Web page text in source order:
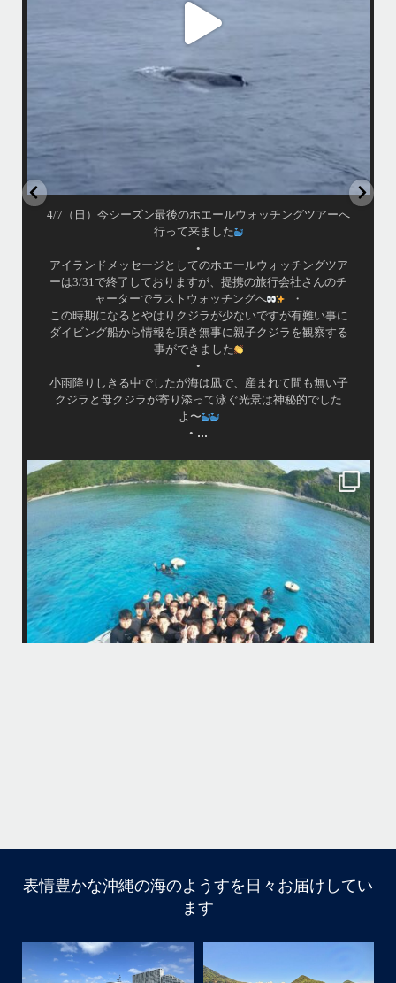
...
4月 7
4/7（日）今シーズン最後のホエールウォッチングツアーへ
行って来ました
•
アイランドメッセージとしてのホエールウォッチングツア
ーは3/31で終了しておりますが、提携の旅行会社さんのチ
ャーターでラストウォッチングへ
・
この時期になるとやはりクジラが少ないですが有難い事に
ダイビング船から情報を頂き無事に親子クジラを観察する
事ができました
•
小雨降りしきる中でしたが海は凪で、産まれて間も無い子
クジラと母クジラが寄り添って泳ぐ光景は神秘的でした
よ〜
• ...
island.message
はいさ〜い！
今年も青森高校の修学旅行～体験ダイビング～
1日目は呼吸の練習！！！
2日目は実際に泳いで遊んでみよう！
水中で呼吸ができる不思議な遊びはどうだっかな？！？！
タイミングがよかったチームはカメも見れてチョーラッキー
スポーツ科なので運動神経抜群
海況は荒れてましたが、2日間とも船出せたのは運がいいね！！
高校生でダイビングできるのは羨ましい！！！
なかなかできない経験
今回は海の世界にほんの少し足を入れただけなのでもっともっと知りた
くなったら是非ライセンス取得して遊びに来てね
...
12月 1
水中で呼吸ができる不思議な遊びはどうだっかな？！？！
ー
スポーツ科なので運動神経抜群
海況は荒れてましたが、2日間とも船出せたのは運がいい
表情豊かな沖縄の海のようすを日々お届けしてい
ます